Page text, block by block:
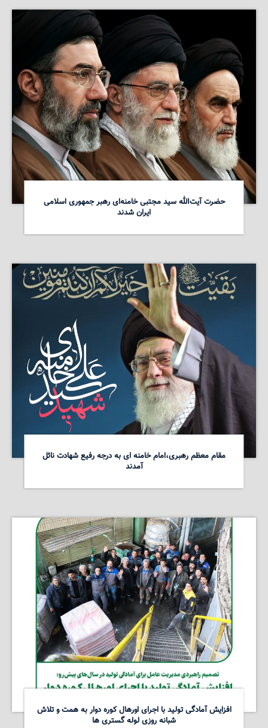
حضرت آیت‌الله سید مجتبی خامنه‌ای رهبر جمهوری اسلامی
ایران شدند
مقام معظم رهبری،امام خامنه ای به درجه رفیع شهادت نائل
آمدند
افزایش آمادگی تولید با اجرای اورهال کوره دوار به همت و تلاش
شبانه روزی لوله گستری ها